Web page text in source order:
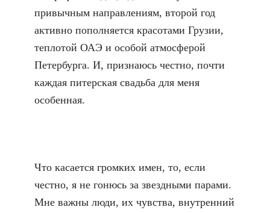
привычным направлениям, второй год
активно пополняется красотами Грузии,
теплотой ОАЭ и особой атмосферой
Петербурга. И, признаюсь честно, почти
каждая питерская свадьба для меня
особенная.
Что касается громких имен, то, если
честно, я не гонюсь за звездными парами.
Мне важны люди, их чувства, внутренний